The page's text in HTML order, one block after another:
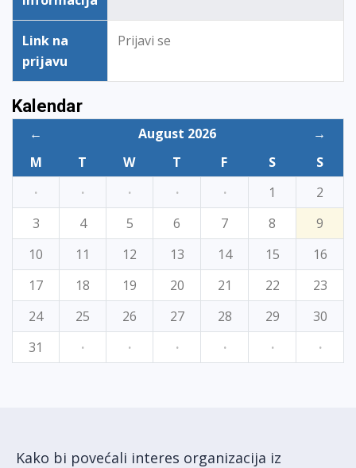
Link na
prijavu
Prijavi se
Kalendar
← August 2026
→
M
T W T F S
S
·
· · · · 1
2
3
4 5 6 7 8
9
10
11 12 13 14 15
16
17
18 19 20 21 22
23
24
25 26 27 28 29
30
31
· · · · · ·
Kako bi povećali interes organizacija iz